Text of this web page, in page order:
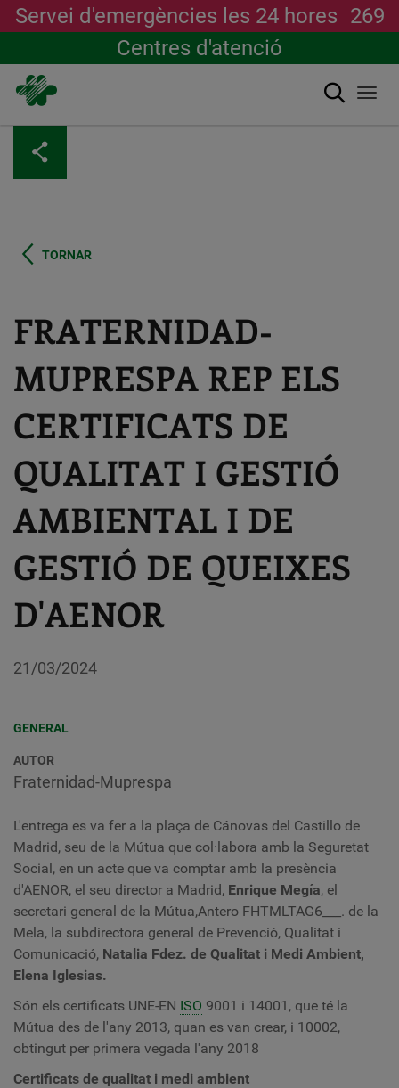
contingut
Servei d'emergències les 24 hores 269
Centres d'atenció
Cerca
TORNAR
FRATERNIDAD-
MUPRESPA REP ELS
CERTIFICATS DE
QUALITAT I GESTIÓ
AMBIENTAL I DE
GESTIÓ DE QUEIXES
D'AENOR
21/03/2024
GENERAL
AUTOR
Fraternidad-Muprespa
L'entrega es va fer a la plaça de Cánovas del Castillo de
Madrid, seu de la Mútua que col·labora amb la Seguretat
Social, en un acte que va comptar amb la presència
d'AENOR, el seu director a Madrid, Enrique Megía, el
secretari general de la Mútua,Antero FHTMLTAG6___. de la
Mela, la subdirectora general de Prevenció, Qualitat i
Comunicació, Natalia Fdez. de Qualitat i Medi Ambient,
Elena Iglesias.
Són els certificats UNE-EN ISO 9001 i 14001, que té la
Mútua des de l'any 2013, quan es van crear, i 10002,
obtingut per primera vegada l'any 2018
Certificats de qualitat i medi ambient